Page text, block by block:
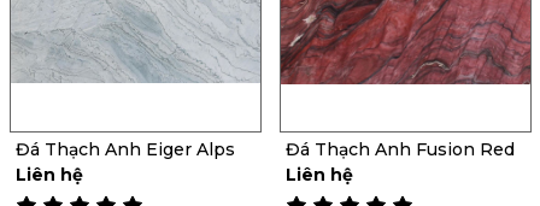
Đá Thạch Anh Eiger Alps
Liên hệ
Đá Thạch Anh Fusion Red
Liên hệ